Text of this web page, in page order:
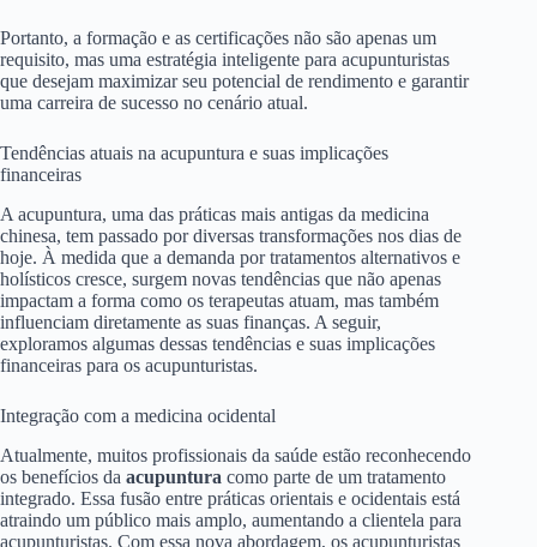
Portanto, a formação e as certificações não são apenas um
requisito, mas uma estratégia inteligente para acupunturistas
que desejam maximizar seu potencial de rendimento e garantir
uma carreira de sucesso no cenário atual.
Tendências atuais na acupuntura e suas implicações
financeiras
A acupuntura, uma das práticas mais antigas da medicina
chinesa, tem passado por diversas transformações nos dias de
hoje. À medida que a demanda por tratamentos alternativos e
holísticos cresce, surgem novas tendências que não apenas
impactam a forma como os terapeutas atuam, mas também
influenciam diretamente as suas finanças. A seguir,
exploramos algumas dessas tendências e suas implicações
financeiras para os acupunturistas.
Integração com a medicina ocidental
Atualmente, muitos profissionais da saúde estão reconhecendo
os benefícios da acupuntura como parte de um tratamento
integrado. Essa fusão entre práticas orientais e ocidentais está
atraindo um público mais amplo, aumentando a clientela para
acupunturistas. Com essa nova abordagem, os acupunturistas